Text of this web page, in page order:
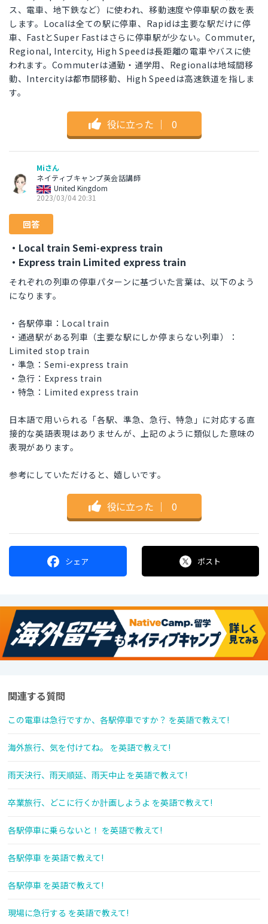
ス、電車、地下鉄など）に使われ、移動速度や停車駅の数を表
します。Localは全ての駅に停車、Rapidは主要な駅だけに停
車、FastとSuper Fastはさらに停車駅が少ない。Commuter,
Regional, Intercity, High Speedは長距離の電車やバスに使
われます。Commuterは通勤・通学用、Regionalは地域間移
動、Intercityは都市間移動、High Speedは高速鉄道を指しま
す。
役に立った ｜ 0
Miさん
ネイティブキャンプ英会話講師
United Kingdom
2023/03/04 20:31
回答
・Local train Semi-express train
・Express train Limited express train
それぞれの列車の停車パターンに基づいた言葉は、以下のよう
になります。
・各駅停車：Local train
・通過駅がある列車（主要な駅にしか停まらない列車）：
Limited stop train
・準急：Semi-express train
・急行：Express train
・特急：Limited express train
日本語で用いられる「各駅、準急、急行、特急」に対応する直
接的な英語表現はありませんが、上記のように類似した意味の
表現があります。
参考にしていただけると、嬉しいです。
役に立った ｜ 0
シェア ポスト
関連する質問
この電車は急行ですか、各駅停車ですか？ を英語で教えて!
海外旅行、気を付けてね。 を英語で教えて!
雨天決行、雨天順延、雨天中止 を英語で教えて!
卒業旅行、どこに行くか計画しようよ を英語で教えて!
各駅停車に乗らないと！ を英語で教えて!
各駅停車 を英語で教えて!
各駅停車 を英語で教えて!
現場に急行する を英語で教えて!